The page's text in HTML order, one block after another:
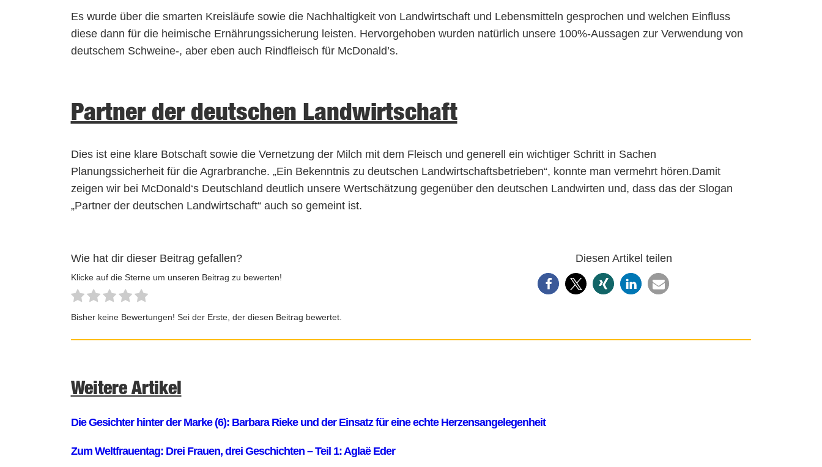
Es wurde über die smarten Kreisläufe sowie die Nachhaltigkeit von Landwirtschaft und Lebensmitteln gesprochen und welchen Einfluss
diese dann für die heimische Ernährungssicherung leisten. Hervorgehoben wurden natürlich unsere 100%-Aussagen zur Verwendung von
deutschem Schweine-, aber eben auch Rindfleisch für McDonald’s.
Partner der deutschen Landwirtschaft
Dies ist eine klare Botschaft sowie die Vernetzung der Milch mit dem Fleisch und generell ein wichtiger Schritt in Sachen
Planungssicherheit für die Agrarbranche. „Ein Bekenntnis zu deutschen Landwirtschaftsbetrieben“, konnte man vermehrt hören.Damit
zeigen wir bei McDonald‘s Deutschland deutlich unsere Wertschätzung gegenüber den deutschen Landwirten und, dass das der Slogan
„Partner der deutschen Landwirtschaft“ auch so gemeint ist.
Wie hat dir dieser Beitrag gefallen?
Klicke auf die Sterne um unseren Beitrag zu bewerten!
Bisher keine Bewertungen! Sei der Erste, der diesen Beitrag bewertet.
Diesen Artikel teilen
Weitere Artikel